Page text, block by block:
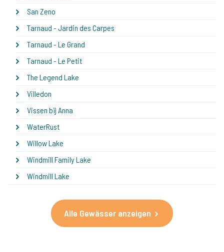
San Zeno
Tarnaud - Jardin des Carpes
Tarnaud - Le Grand
Tarnaud - Le Petit
The Legend Lake
Villedon
Vissen bij Anna
WaterRust
Willow Lake
Windmill Family Lake
Windmill Lake
Alle Gewässer anzeigen